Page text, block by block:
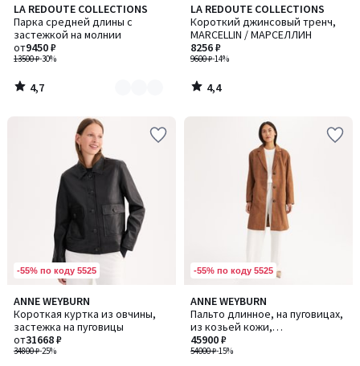
LA REDOUTE COLLECTIONS
Парка средней длины с
застежкой на молнии
13500 ₽-30%
от9450 ₽
4,7
/ 5
Количество
цветов:
2
4,7
/
LA REDOUTE COLLECTIONS
Короткий джинсовый тренч,
MARCELLIN / МАРСЕЛЛИН
9600 ₽-14%
8256 ₽
4,4
/ 5
4,4
/
-55% по коду 5525
ANNE WEYBURN
Короткая куртка из овчины,
застежка на пуговицы
34800 ₽-25%
от31668 ₽
4,9
/ 5
Количество
цветов:
2
-55% по коду 5525
ANNE WEYBURN
Пальто длинное, на пуговицах,
из козьей кожи,
демисезонное
54000 ₽-15%
45900 ₽
5
/
5